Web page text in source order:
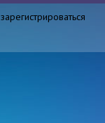
зарегистрироваться